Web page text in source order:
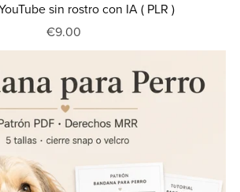
sin rostro con IA ( PLR )
€9.00